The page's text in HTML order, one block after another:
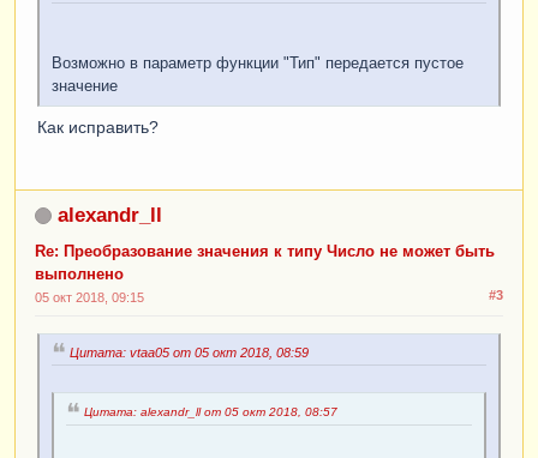
Возможно в параметр функции "Тип" передается пустое
значение
Как исправить?
alexandr_ll
Re: Преобразование значения к типу Число не может быть
выполнено
#3
05 окт 2018, 09:15
Цитата: vtaa05 от 05 окт 2018, 08:59
Цитата: alexandr_ll от 05 окт 2018, 08:57